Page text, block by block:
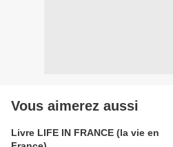
Vous aimerez aussi
Livre LIFE IN FRANCE (la vie en